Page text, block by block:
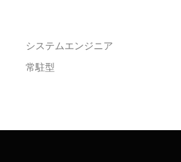
システムエンジニア
常駐型